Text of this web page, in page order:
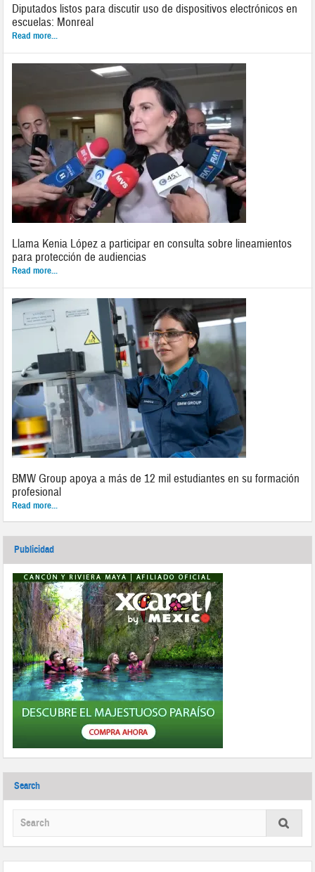
Diputados listos para discutir uso de dispositivos electrónicos en
escuelas: Monreal
Read more...
Llama Kenia López a participar en consulta sobre lineamientos
para protección de audiencias
Read more...
BMW Group apoya a más de 12 mil estudiantes en su formación
profesional
Read more...
Publicidad
Search